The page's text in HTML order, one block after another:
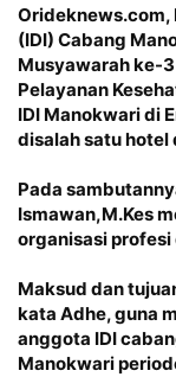
Orideknews.com,
(IDI) Cabang
Musyawarah ke-
Pelayanan
IDI Manokwari di
disalah satu hotel
Pada
Ismawan,M.Kes
organisasi
Maksud dan
kata Adhe, guna
anggota IDI
Manokwari